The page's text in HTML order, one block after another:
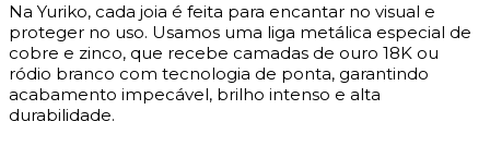
Na Yuriko, cada joia é feita para encantar no visual e
proteger no uso. Usamos uma liga metálica especial de
cobre e zinco, que recebe camadas de ouro 18K ou
ródio branco com tecnologia de ponta, garantindo
acabamento impecável, brilho intenso e alta
durabilidade.